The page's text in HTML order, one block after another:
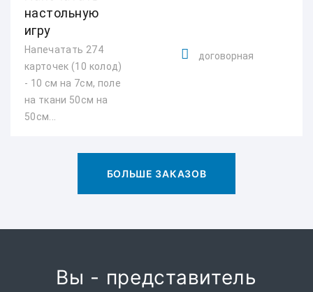
настольную
игру
Напечатать 274
карточек (10 колод)
- 10 см на 7см, поле
на ткани 50см на
50см...
договорная
БОЛЬШЕ ЗАКАЗОВ
Вы - представитель